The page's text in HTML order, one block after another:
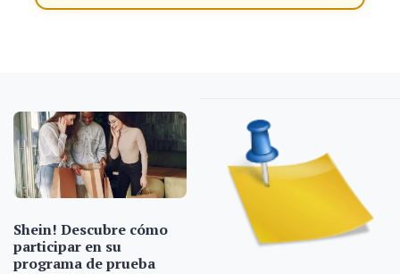
Shein! Descubre cómo
participar en su
programa de prueba